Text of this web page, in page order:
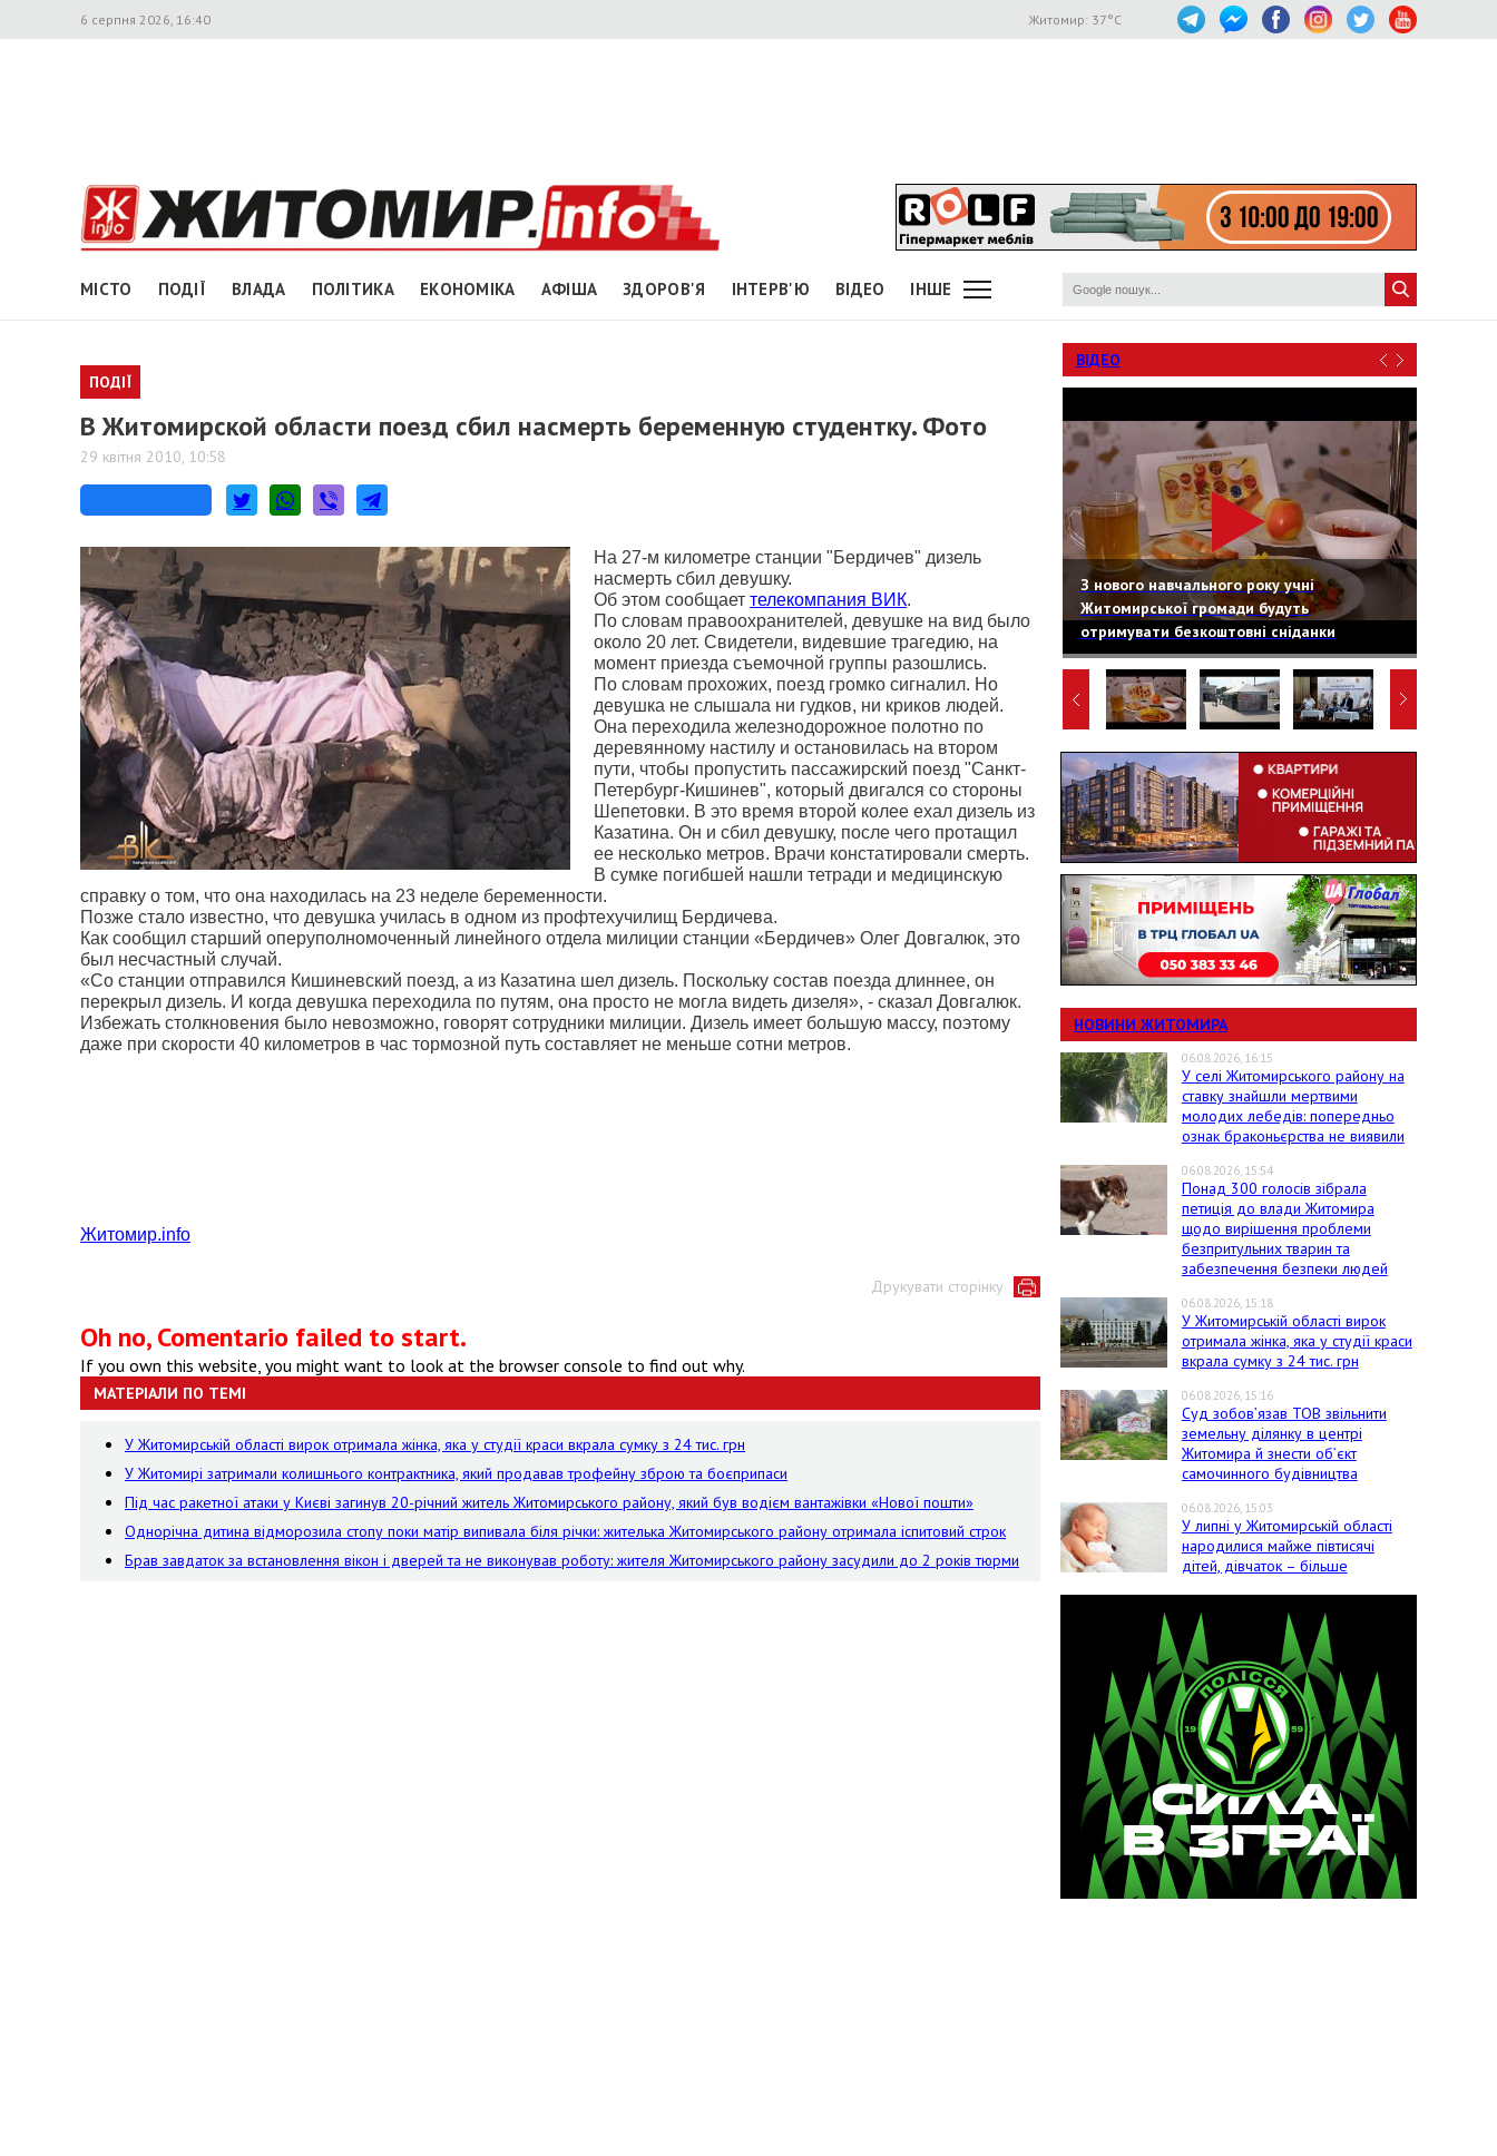
6 серпня 2026, 16:40 Житомир: 37°C
МІСТО ПОДІЇ ВЛАДА ПОЛІТИКА ЕКОНОМІКА АФІША ЗДОРОВ'Я ІНТЕРВ'Ю ВІДЕО ІНШЕ
ПОДІЇ
В Житомирской области поезд сбил насмерть беременную студентку. Фото
29 квітня 2010, 10:58
На 27-м километре станции "Бердичев" дизель
насмерть сбил девушку.
Об этом сообщает телекомпания ВИК.
По словам правоохранителей, девушке на вид было
около 20 лет. Свидетели, видевшие трагедию, на
момент приезда съемочной группы разошлись.
По словам прохожих, поезд громко сигналил. Но
девушка не слышала ни гудков, ни криков людей.
Она переходила железнодорожное полотно по
деревянному настилу и остановилась на втором
пути, чтобы пропустить пассажирский поезд "Санкт-
Петербург-Кишинев", который двигался со стороны
Шепетовки. В это время второй колее ехал дизель из
Казатина. Он и сбил девушку, после чего протащил
ее несколько метров. Врачи констатировали смерть.
В сумке погибшей нашли тетради и медицинскую
справку о том, что она находилась на 23 неделе беременности.
Позже стало известно, что девушка училась в одном из профтехучилищ Бердичева.
Как сообщил старший оперуполномоченный линейного отдела милиции станции «Бердичев» Олег Довгалюк, это
был несчастный случай.
«Со станции отправился Кишиневский поезд, а из Казатина шел дизель. Поскольку состав поезда длиннее, он
перекрыл дизель. И когда девушка переходила по путям, она просто не могла видеть дизеля», - сказал Довгалюк.
Избежать столкновения было невозможно, говорят сотрудники милиции. Дизель имеет большую массу, поэтому
даже при скорости 40 километров в час тормозной путь составляет не меньше сотни метров.
Житомир.info
Друкувати сторінку
Oh no, Comentario failed to start.
If you own this website, you might want to look at the browser console to find out why.
МАТЕРІАЛИ ПО ТЕМІ
У Житомирській області вирок отримала жінка, яка у студії краси вкрала сумку з 24 тис. грн
У Житомирі затримали колишнього контрактника, який продавав трофейну зброю та боєприпаси
Під час ракетної атаки у Києві загинув 20-річний житель Житомирського району, який був водієм вантажівки «Нової пошти»
Однорічна дитина відморозила стопу поки матір випивала біля річки: жителька Житомирського району отримала іспитовий строк
Брав завдаток за встановлення вікон і дверей та не виконував роботу: жителя Житомирського району засудили до 2 років тюрми
ВІДЕО
З нового навчального року учні
Житомирської громади будуть
отримувати безкоштовні сніданки
НОВИНИ ЖИТОМИРА
06.08.2026, 16:15
У селі Житомирського району на
ставку знайшли мертвими
молодих лебедів: попередньо
ознак браконьєрства не виявили
06.08.2026, 15:54
Понад 300 голосів зібрала
петиція до влади Житомира
щодо вирішення проблеми
безпритульних тварин та
забезпечення безпеки людей
06.08.2026, 15:18
У Житомирській області вирок
отримала жінка, яка у студії краси
вкрала сумку з 24 тис. грн
06.08.2026, 15:16
Суд зобов’язав ТОВ звільнити
земельну ділянку в центрі
Житомира й знести об’єкт
самочинного будівництва
06.08.2026, 15:03
У липні у Житомирській області
народилися майже півтисячі
дітей, дівчаток – більше